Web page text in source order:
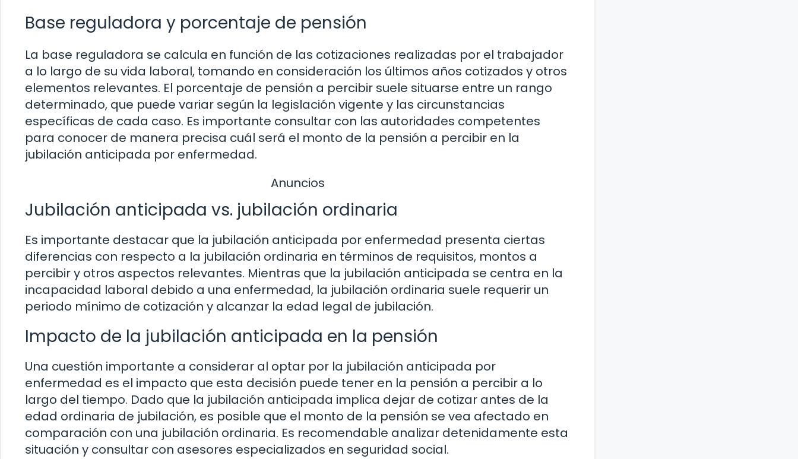
Base reguladora y porcentaje de pensión
La base reguladora se calcula en función de las cotizaciones realizadas por el trabajador
a lo largo de su vida laboral, tomando en consideración los últimos años cotizados y otros
elementos relevantes. El porcentaje de pensión a percibir suele situarse entre un rango
determinado, que puede variar según la legislación vigente y las circunstancias
específicas de cada caso. Es importante consultar con las autoridades competentes
para conocer de manera precisa cuál será el monto de la pensión a percibir en la
jubilación anticipada por enfermedad.
Anuncios
Jubilación anticipada vs. jubilación ordinaria
Es importante destacar que la jubilación anticipada por enfermedad presenta ciertas
diferencias con respecto a la jubilación ordinaria en términos de requisitos, montos a
percibir y otros aspectos relevantes. Mientras que la jubilación anticipada se centra en la
incapacidad laboral debido a una enfermedad, la jubilación ordinaria suele requerir un
periodo mínimo de cotización y alcanzar la edad legal de jubilación.
Impacto de la jubilación anticipada en la pensión
Una cuestión importante a considerar al optar por la jubilación anticipada por
enfermedad es el impacto que esta decisión puede tener en la pensión a percibir a lo
largo del tiempo. Dado que la jubilación anticipada implica dejar de cotizar antes de la
edad ordinaria de jubilación, es posible que el monto de la pensión se vea afectado en
comparación con una jubilación ordinaria. Es recomendable analizar detenidamente esta
situación y consultar con asesores especializados en seguridad social.